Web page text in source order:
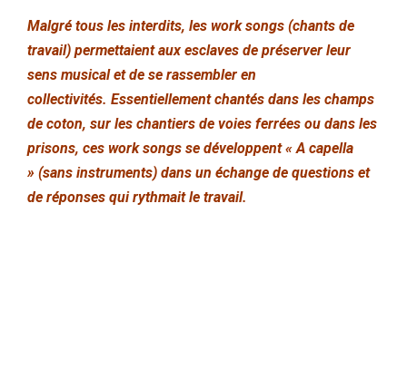
Malgré tous les interdits, les work songs (chants de
travail) permettaient aux esclaves de préserver leur
sens musical et de se rassembler en
collectivités. Essentiellement chantés dans les champs
de coton, sur les chantiers de voies ferrées ou dans les
prisons, ces work songs se développent « A capella
» (sans instruments) dans un échange de questions et
de réponses qui rythmait le travail.